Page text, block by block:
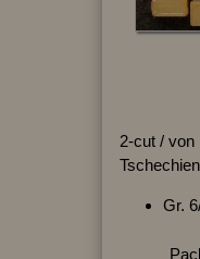
2-cut / von
Gr.